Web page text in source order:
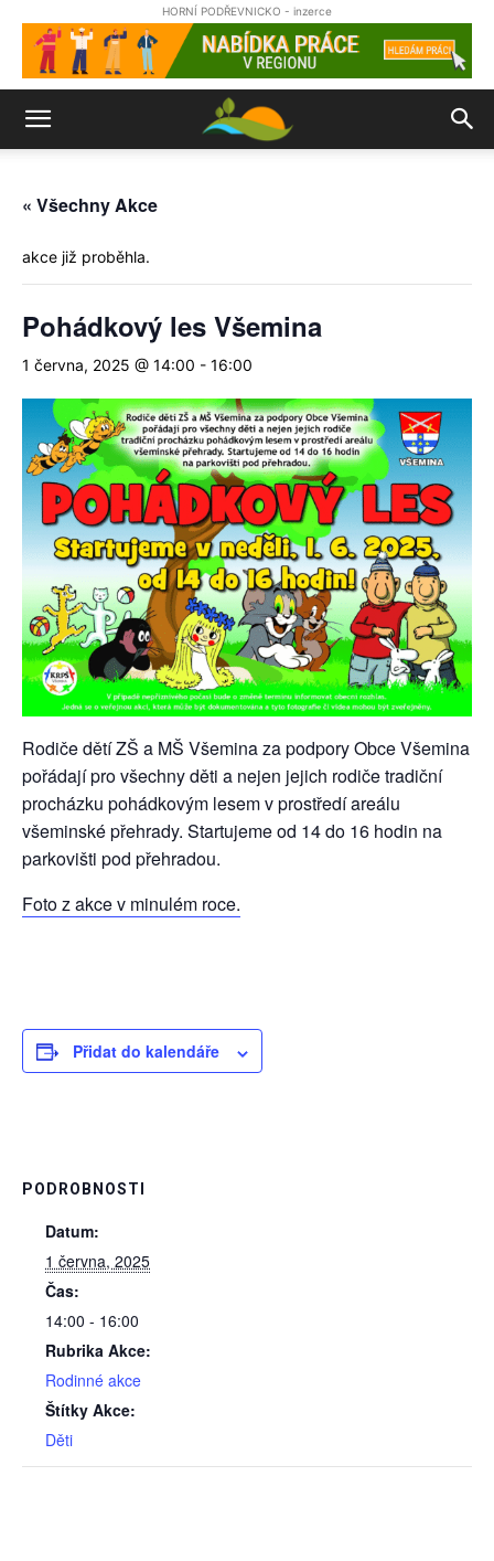
HORNÍ PODŘEVNICKO - inzerce
« Všechny Akce
akce již proběhla.
Pohádkový les Všemina
1 června, 2025 @ 14:00 - 16:00
Rodiče dětí ZŠ a MŠ Všemina za podpory Obce Všemina
pořádají pro všechny děti a nejen jejich rodiče tradiční
procházku pohádkovým lesem v prostředí areálu
všeminské přehrady. Startujeme od 14 do 16 hodin na
parkovišti pod přehradou.
Foto z akce v minulém roce.
Přidat do kalendáře
PODROBNOSTI
Datum:
1 června, 2025
Čas:
14:00 - 16:00
Rubrika Akce:
Rodinné akce
Štítky Akce:
Děti